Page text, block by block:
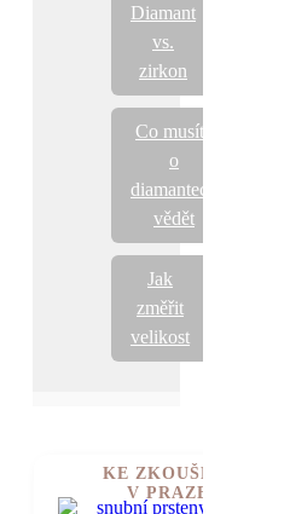
Diamant
vs.
zirkon
Co musíte
o
diamantech
vědět
Jak
změřit
velikost
KE ZKOUŠENÍ
V PRAZE